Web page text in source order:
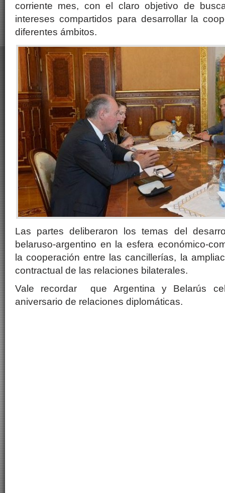
corriente mes, con el claro objetivo de
intereses compartidos para desarrollar la
diferentes ámbitos.
Las partes deliberaron los temas del
belaruso-argentino en la esfera económico-
la cooperación entre las cancillerías, la
contractual de las relaciones bilaterales.
Vale recordar que Argentina y Belarús
aniversario de relaciones diplomáticas.